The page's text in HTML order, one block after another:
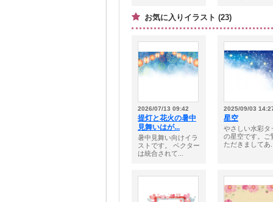
お気に入りイラスト (23)
2026/07/13 09:42
提灯と花火の暑中
見舞いはが...
暑中見舞い向けイラ
ストです。 ベクター
は統合されて...
2025/09/03
星空
やさしい水彩タ
の星空です。ご
ただきましてあ